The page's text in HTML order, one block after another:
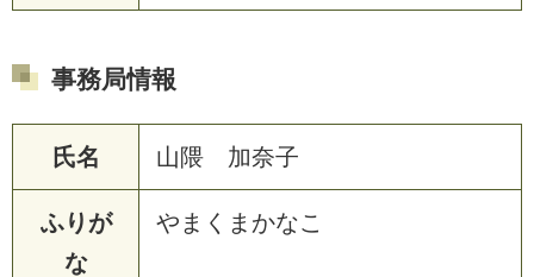
事務局情報
氏名 山隈 加奈子
ふりが
な
やまくまかなこ